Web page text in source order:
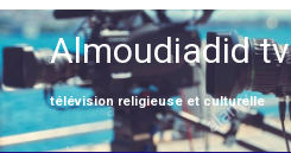
content
Almoudiadid tv
télévision religieuse et culturelle